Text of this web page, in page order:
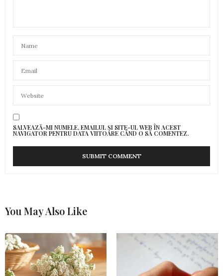
SALVEAZĂ-MI NUMELE, EMAILUL ȘI SITE-UL WEB ÎN ACEST
NAVIGATOR PENTRU DATA VIITOARE CÂND O SĂ COMENTEZ.
You May Also Like